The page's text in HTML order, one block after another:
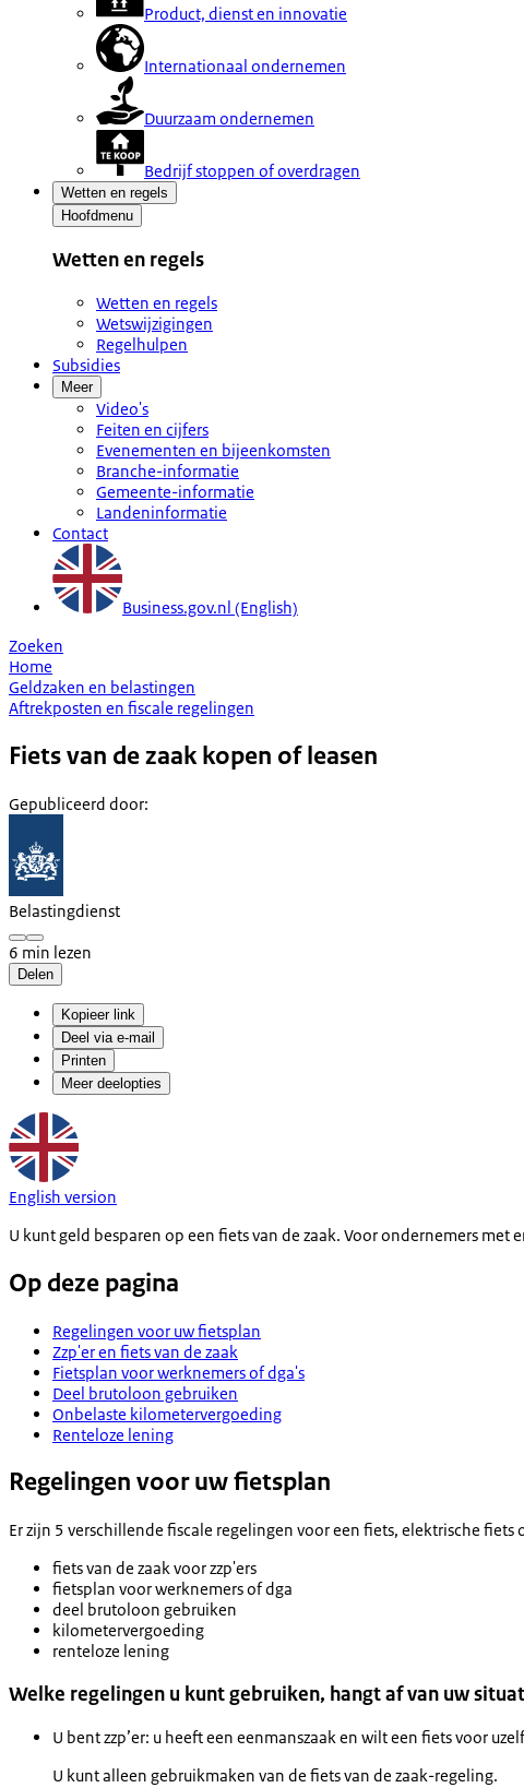
Product, dienst en innovatie
Internationaal ondernemen
Duurzaam ondernemen
Bedrijf stoppen of overdragen
Wetten en regels
Hoofdmenu
Wetten en regels
Wetten en regels
Wetswijzigingen
Regelhulpen
Subsidies
Meer
Video's
Feiten en cijfers
Evenementen en bijeenkomsten
Branche-informatie
Gemeente-informatie
Landeninformatie
Contact
Business.gov.nl (English)
Zoeken
Home
Geldzaken en belastingen
Aftrekposten en fiscale regelingen
Fiets van de zaak kopen of leasen
Gepubliceerd door:
Belastingdienst
6 min lezen
Delen
Kopieer link
Deel via e-mail
Printen
Meer deelopties
English version
U kunt geld besparen op een fiets van de zaak. Voor ondernemers
Op deze pagina
Regelingen voor uw fietsplan
Zzp'er en fiets van de zaak
Fietsplan voor werknemers of dga's
Deel brutoloon gebruiken
Onbelaste kilometervergoeding
Renteloze lening
Regelingen voor uw fietsplan
Er zijn 5 verschillende fiscale regelingen voor een fiets, elektrische fiets
fiets van de zaak voor zzp'ers
fietsplan voor werknemers of dga
deel brutoloon gebruiken
kilometervergoeding
renteloze lening
Welke regelingen u kunt gebruiken, hangt af van uw
U bent zzp’er: u heeft een eenmanszaak en wilt een fiets voor
U kunt alleen gebruikmaken van de fiets van de zaak-regeling.